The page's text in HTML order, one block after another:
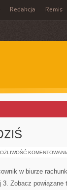
Redakcja Remis
w biurze
3. Zobacz